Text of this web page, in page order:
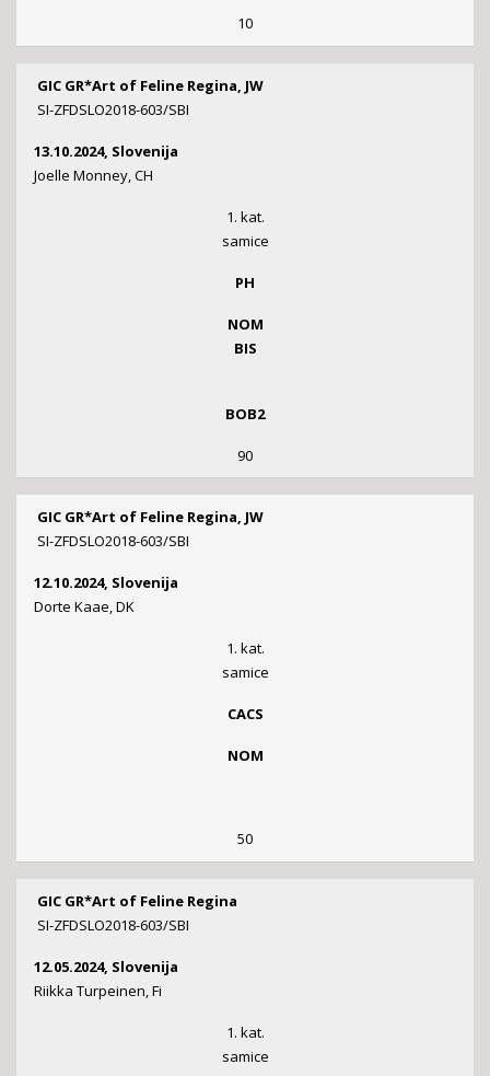
10
GIC GR*Art of Feline Regina, JW
SI-ZFDSLO2018-603/SBI
13.10.2024, Slovenija
Joelle Monney, CH
1. kat.
samice
PH
NOM
BIS
BOB2
90
GIC GR*Art of Feline Regina, JW
SI-ZFDSLO2018-603/SBI
12.10.2024, Slovenija
Dorte Kaae, DK
1. kat.
samice
CACS
NOM
50
GIC GR*Art of Feline Regina
SI-ZFDSLO2018-603/SBI
12.05.2024, Slovenija
Riikka Turpeinen, Fi
1. kat.
samice